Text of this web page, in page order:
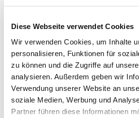
Diese Webseite verwendet Cookies
Wir verwenden Cookies, um Inhalte
personalisieren, Funktionen für
zu können und die Zugriffe auf
analysieren. Außerdem geben wir
Verwendung unserer Website an
soziale Medien, Werbung und
Partner führen diese Informationen
Valluhn MegaPark
Brüsewitz
Handwerkskammer Schwerin
Schwerin
KGW Schweriner Maschinen-
GmbH
Schwerin
MARTIN Systems GmbH